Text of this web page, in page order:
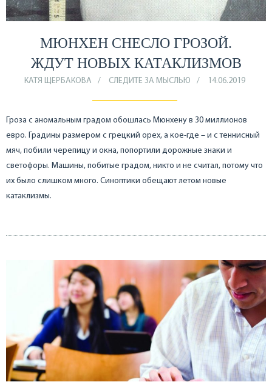
МЮНХЕН СНЕСЛО ГРОЗОЙ.
ЖДУТ НОВЫХ КАТАКЛИЗМОВ
КАТЯ ЩЕРБАКОВА СЛЕДИТЕ ЗА МЫСЛЬЮ 14.06.2019
Гроза с аномальным градом обошлась Мюнхену в 30 миллионов
евро. Градины размером с грецкий орех, а кое-где – и с теннисный
мяч, побили черепицу и окна, попортили дорожные знаки и
светофоры. Машины, побитые градом, никто и не считал, потому что
их было слишком много. Синоптики обещают летом новые
катаклизмы.